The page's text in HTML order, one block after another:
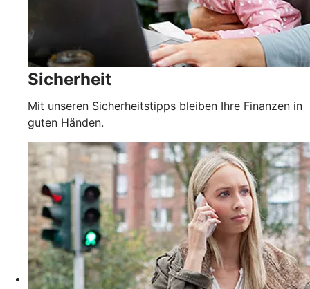
Sicherheit
Mit unseren Sicherheitstipps bleiben Ihre Finanzen in
guten Händen.